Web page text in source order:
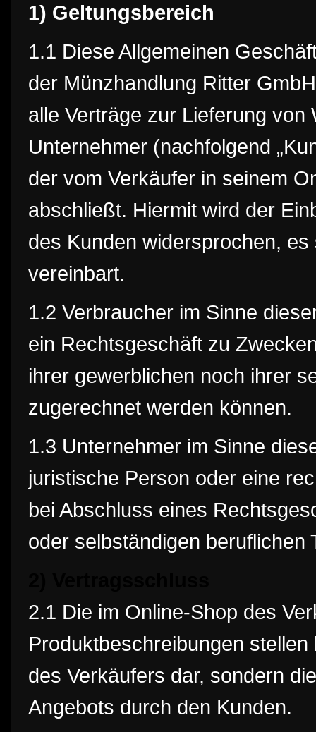
1) Geltungsbereich
1.1 Diese Allgemeinen
der Münzhandlung Ritter
alle Verträge zur Lieferung
Unternehmer (nachfolgend
der vom Verkäufer in seinem
abschließt. Hiermit wird der
des Kunden widersprochen,
vereinbart.
1.2 Verbraucher im Sinne
ein Rechtsgeschäft zu
ihrer gewerblichen noch ihrer
zugerechnet werden können.
1.3 Unternehmer im Sinne
juristische Person oder eine
bei Abschluss eines
oder selbständigen beruflichen
2.1 Die im Online-Shop des
Produktbeschreibungen
des Verkäufers dar, sondern
Angebots durch den Kunden.